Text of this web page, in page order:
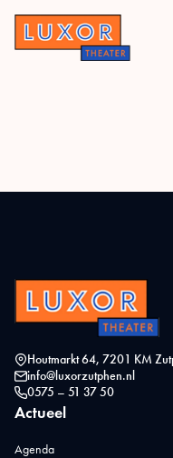
Houtmarkt 64, 7201 KM
info@luxorzutphen.nl
0575 – 51 37 50
Actueel
Agenda